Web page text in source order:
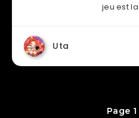
jeu est
Uta
Page 1